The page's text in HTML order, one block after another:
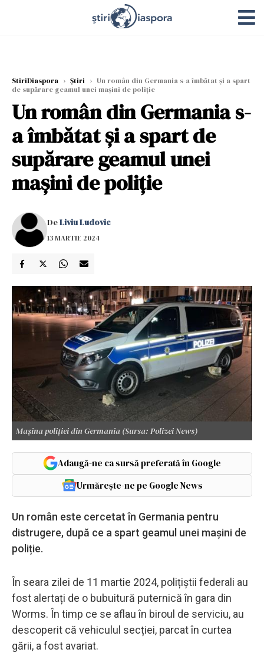
StiriDiaspora › Știri › Un român din Germania s-a îmbătat și a spart
de supărare geamul unei mașini de poliție
Un român din Germania s-
a îmbătat și a spart de
supărare geamul unei
mașini de poliție
DeLiviu Ludovic
13 MARTIE 2024
Mașina poliției din Germania (Sursa: Polizei News)
Adaugă-ne ca sursă preferată în Google
Urmărește-ne pe Google News
Un român este cercetat în Germania pentru
distrugere, după ce a spart geamul unei mașini de
poliție.
În seara zilei de 11 martie 2024, polițiștii federali au
fost alertați de o bubuitură puternică în gara din
Worms. În timp ce se aflau în biroul de serviciu, au
descoperit că vehiculul secției, parcat în curtea
gării, a fost avariat.